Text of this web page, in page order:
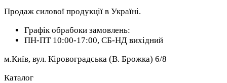
Продаж силової продукції в Україні.
Графік обрабоки замовлень:
ПН-ПТ 10:00-17:00, СБ-НД вихідний
м.Київ, вул. Кіровоградська (В. Брожка) 6/8
Каталог